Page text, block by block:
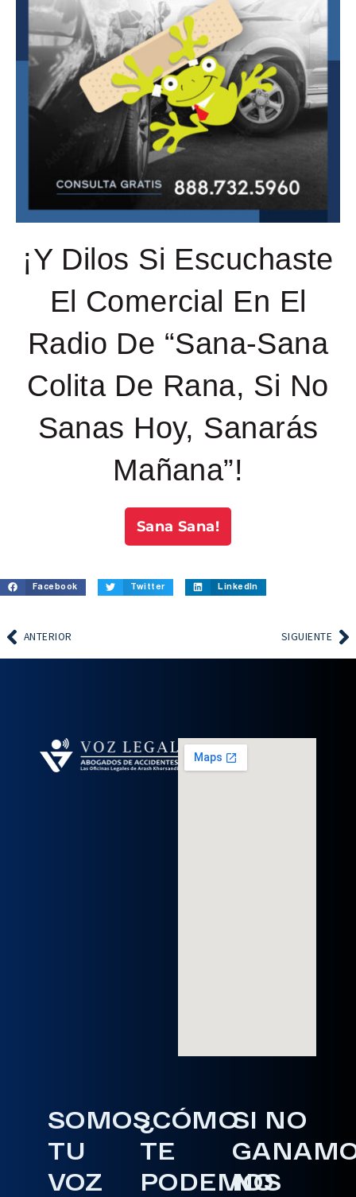
¡Y Dilos Si Escuchaste
El Comercial En El
Radio De “Sana-Sana
Colita De Rana, Si No
Sanas Hoy, Sanarás
Mañana”!
Sana Sana!
Facebook Twitter LinkedIn
ANTERIOR SIGUIENTE
SOMOS
TU
VOZ
¿CÓMO
TE
PODEMOS
SI NO
NO